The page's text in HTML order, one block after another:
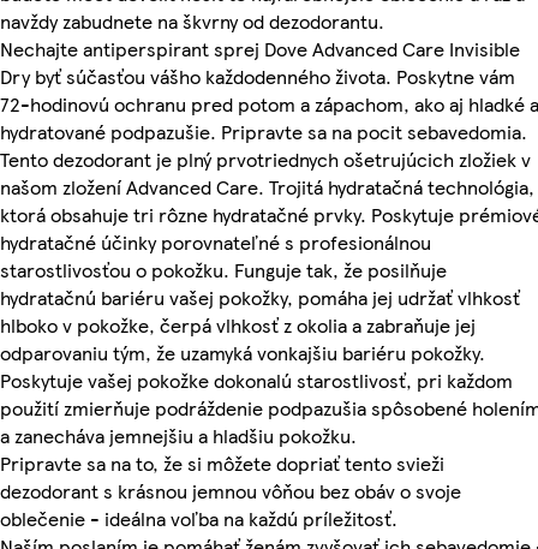
navždy zabudnete na škvrny od dezodorantu.
Nechajte antiperspirant sprej Dove Advanced Care Invisible
Dry byť súčasťou vášho každodenného života. Poskytne vám
72-hodinovú ochranu pred potom a zápachom, ako aj hladké a
hydratované podpazušie. Pripravte sa na pocit sebavedomia.
Tento dezodorant je plný prvotriednych ošetrujúcich zložiek v
našom zložení Advanced Care. Trojitá hydratačná technológia,
ktorá obsahuje tri rôzne hydratačné prvky. Poskytuje
hydratačné účinky porovnateľné s profesionálnou
starostlivosťou o pokožku. Funguje tak, že posilňuje
hydratačnú bariéru vašej pokožky, pomáha jej udržať vlhkosť
hlboko v pokožke, čerpá vlhkosť z okolia a zabraňuje jej
odparovaniu tým, že uzamyká vonkajšiu bariéru pokožky.
Poskytuje vašej pokožke dokonalú starostlivosť, pri každom
použití zmierňuje podráždenie podpazušia spôsobené
a zanecháva jemnejšiu a hladšiu pokožku.
Pripravte sa na to, že si môžete dopriať tento svieži
dezodorant s krásnou jemnou vôňou bez obáv o svoje
oblečenie - ideálna voľba na každú príležitosť.